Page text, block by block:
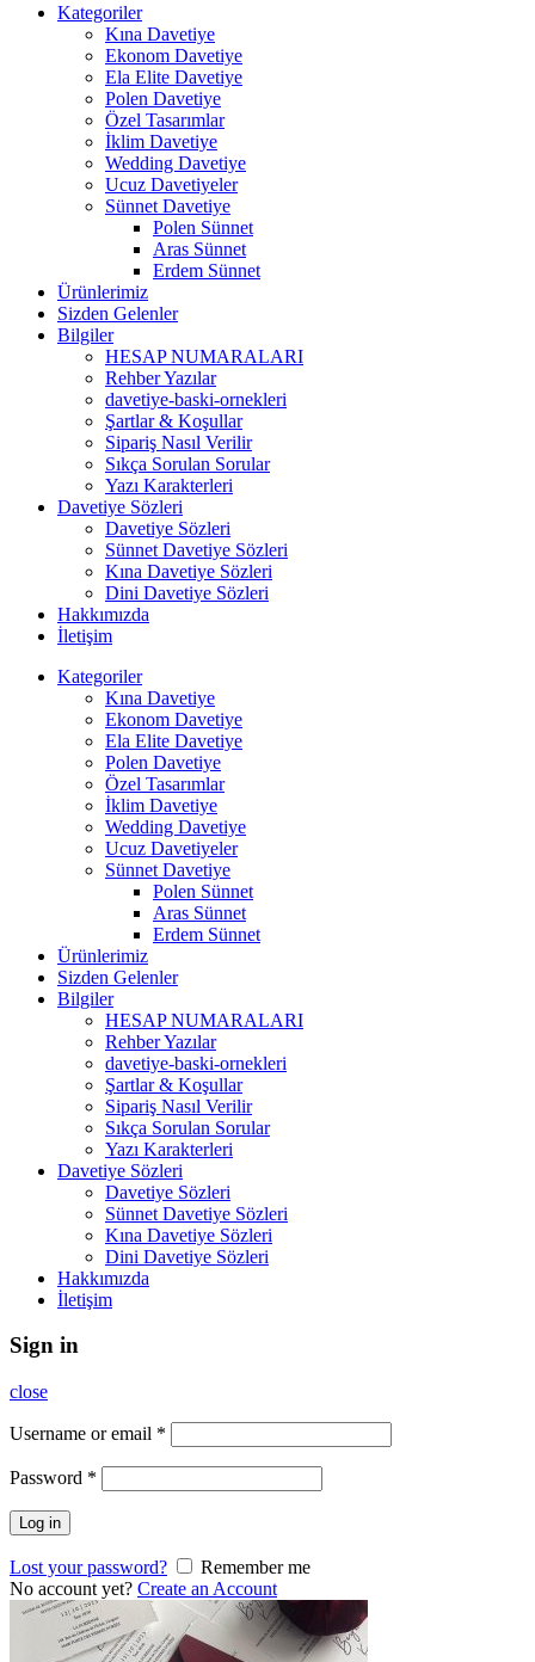
Kategoriler
Kına Davetiye
Ekonom Davetiye
Ela Elite Davetiye
Polen Davetiye
Özel Tasarımlar
İklim Davetiye
Wedding Davetiye
Ucuz Davetiyeler
Sünnet Davetiye
Polen Sünnet
Aras Sünnet
Erdem Sünnet
Ürünlerimiz
Sizden Gelenler
Bilgiler
HESAP NUMARALARI
Rehber Yazılar
davetiye-baski-ornekleri
Şartlar & Koşullar
Sipariş Nasıl Verilir
Sıkça Sorulan Sorular
Yazı Karakterleri
Davetiye Sözleri
Davetiye Sözleri
Sünnet Davetiye Sözleri
Kına Davetiye Sözleri
Dini Davetiye Sözleri
Hakkımızda
İletişim
Kategoriler
Kına Davetiye
Ekonom Davetiye
Ela Elite Davetiye
Polen Davetiye
Özel Tasarımlar
İklim Davetiye
Wedding Davetiye
Ucuz Davetiyeler
Sünnet Davetiye
Polen Sünnet
Aras Sünnet
Erdem Sünnet
Ürünlerimiz
Sizden Gelenler
Bilgiler
HESAP NUMARALARI
Rehber Yazılar
davetiye-baski-ornekleri
Şartlar & Koşullar
Sipariş Nasıl Verilir
Sıkça Sorulan Sorular
Yazı Karakterleri
Davetiye Sözleri
Davetiye Sözleri
Sünnet Davetiye Sözleri
Kına Davetiye Sözleri
Dini Davetiye Sözleri
Hakkımızda
İletişim
Sign in
close
Username or email *
Password *
Log in
Lost your password?
Remember me
No account yet? Create an Account